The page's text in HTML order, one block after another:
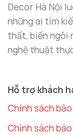
Trang Trí
Không gian
Một chiếc
trong văn
mang lại cảm
cao hiệu quả
Decor Hà Nội
những ai tìm
thất, biến ngôi
nghệ thuật
Hỗ trợ khách
Chính sách
Chính sách